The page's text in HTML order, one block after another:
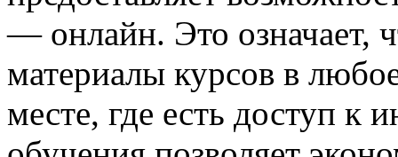
— онлайн. Это означает,
материалы курсов в
месте, где есть доступ к